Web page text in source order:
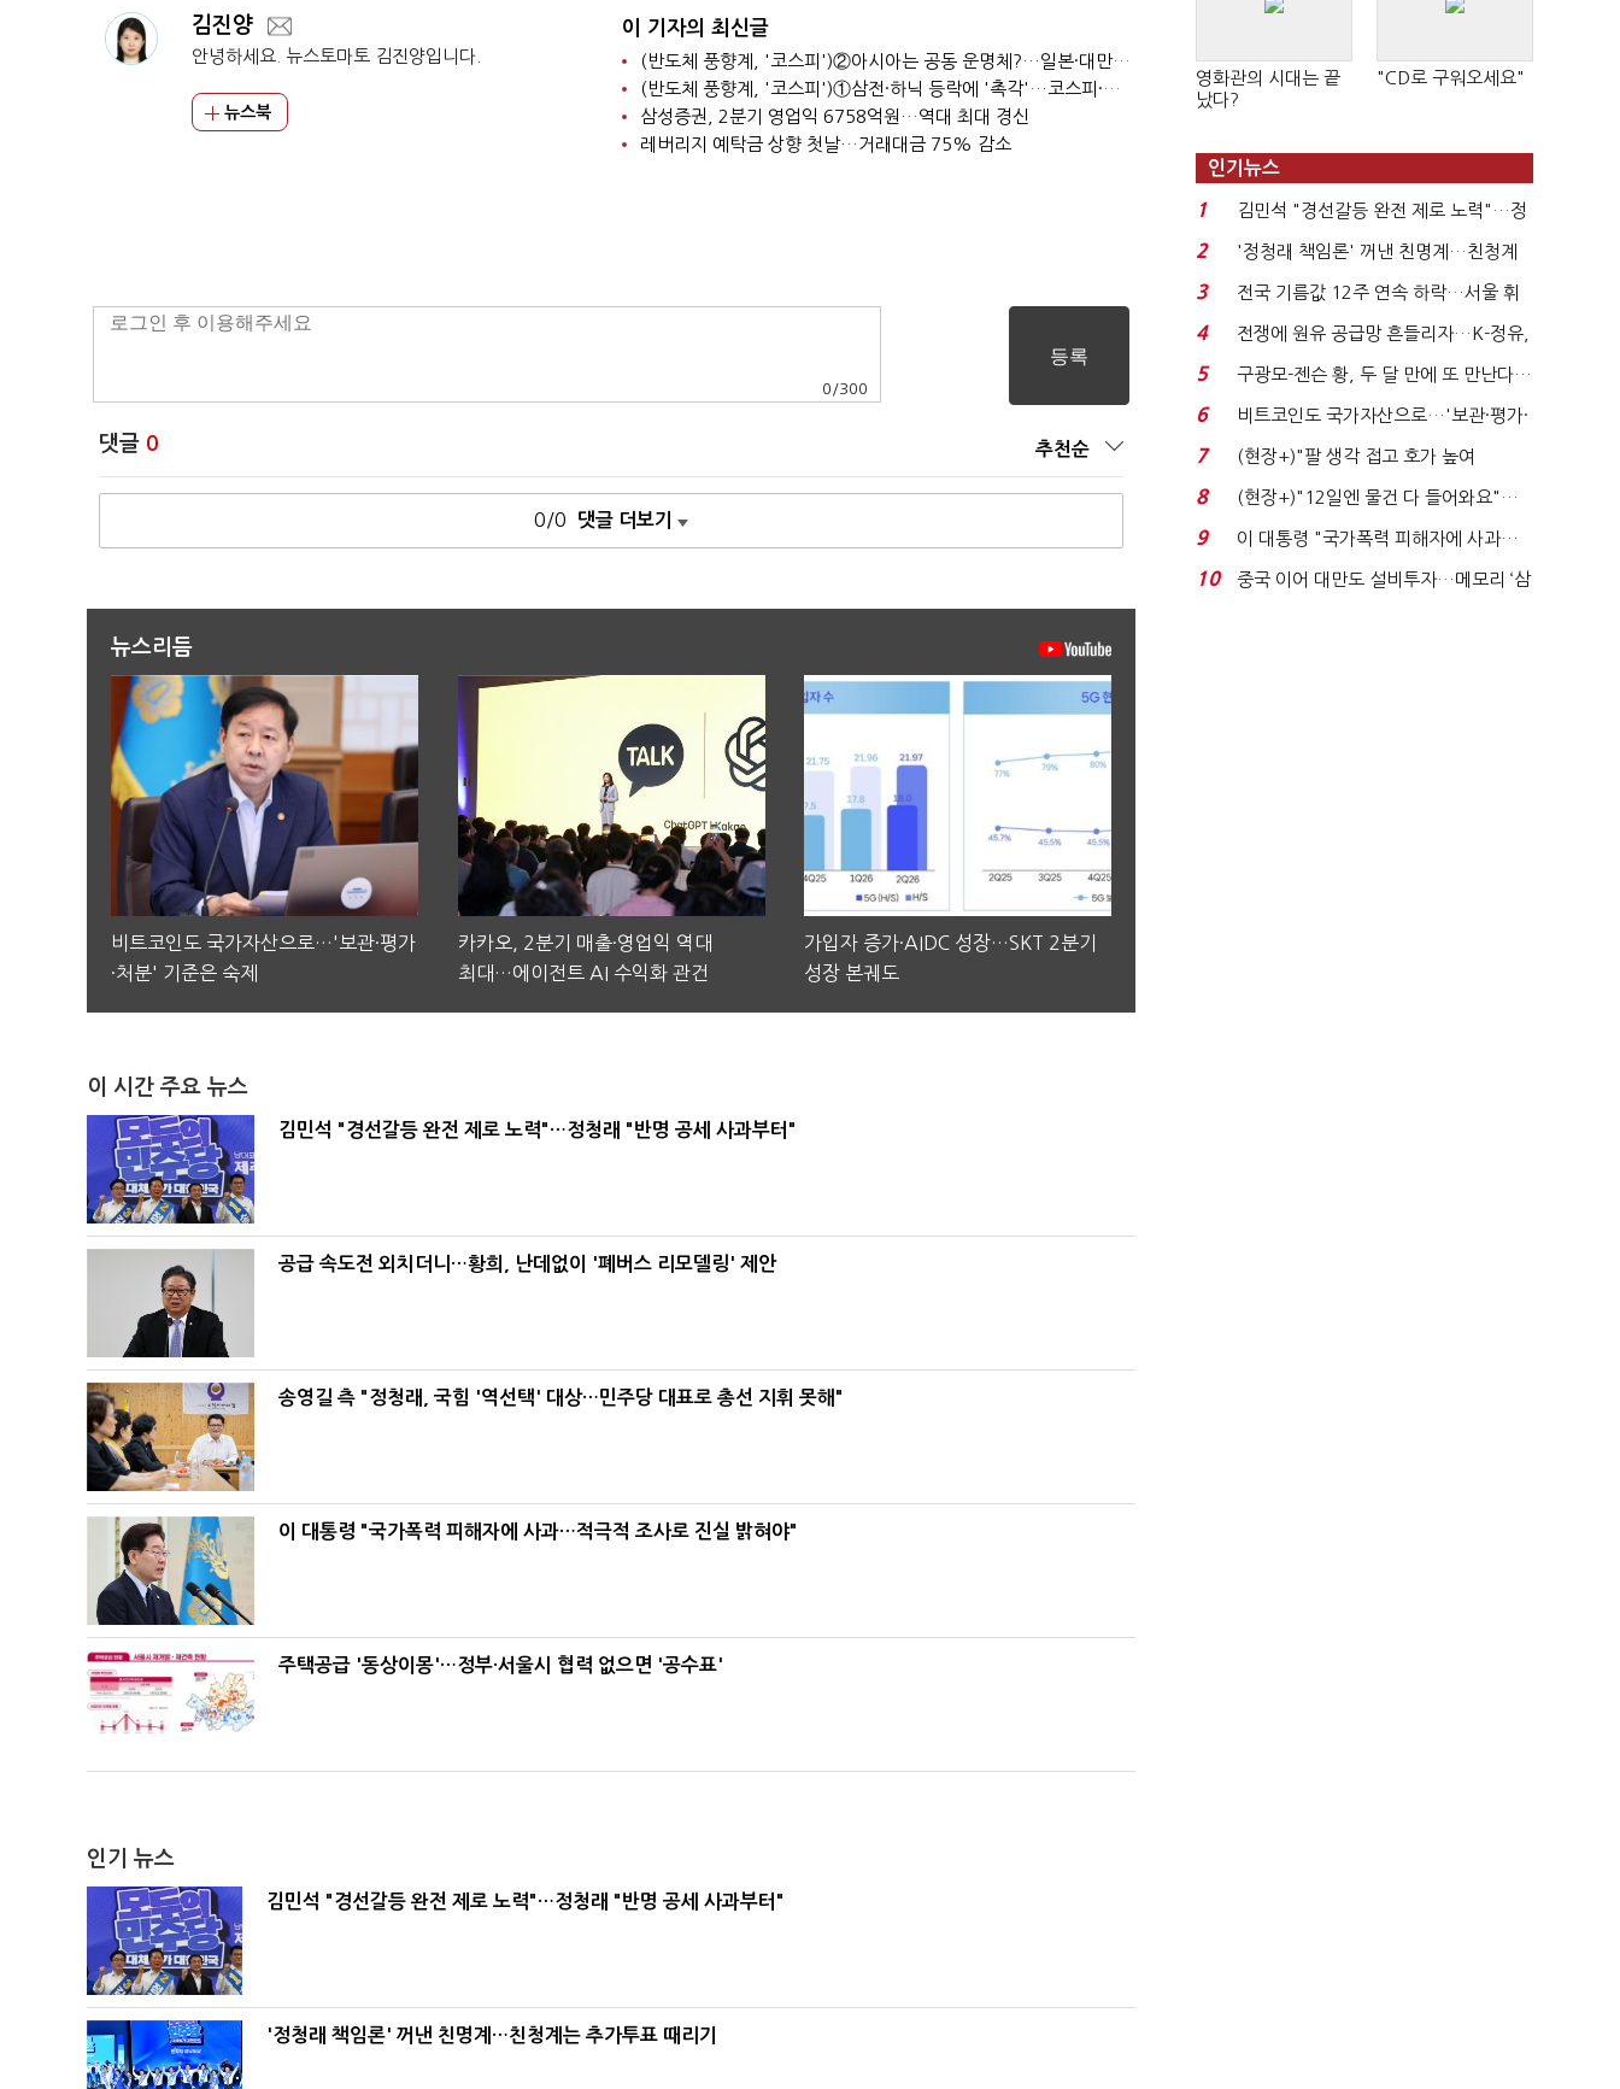
김진양
안녕하세요. 뉴스토마토 김진양입니다.
뉴스북
이 기자의 최신글
(반도체 풍향계, '코스피')②아시아는 공동 운명체?…일본·대만도 '동반 출렁'
(반도체 풍향계, '코스피')①삼전·하닉 등락에 '촉각'…코스피·나스닥 '한 몸'
삼성증권, 2분기 영업익 6758억원…역대 최대 경신
레버리지 예탁금 상향 첫날…거래대금 75% 감소
0 /300
댓글 0 추천순
0/0 댓글 더보기
뉴스리듬
비트코인도 국가자산으로…'보관·평가
·처분' 기준은 숙제
카카오, 2분기 매출·영업익 역대
최대…에이전트 AI 수익화 관건
가입자 증가·AIDC 성장…SKT 2분기
성장 본궤도
이 시간 주요 뉴스
김민석 "경선갈등 완전 제로 노력"…정청래 "반명 공세 사과부터"
공급 속도전 외치더니…황희, 난데없이 '폐버스 리모델링' 제안
송영길 측 "정청래, 국힘 '역선택' 대상…민주당 대표로 총선 지휘 못해"
이 대통령 "국가폭력 피해자에 사과…적극적 조사로 진실 밝혀야"
주택공급 '동상이몽'…정부·서울시 협력 없으면 '공수표'
인기 뉴스
김민석 "경선갈등 완전 제로 노력"…정청래 "반명 공세 사과부터"
'정청래 책임론' 꺼낸 친명계…친청계는 추가투표 때리기
영화관의 시대는 끝
났다?
"CD로 구워오세요"
인기뉴스
1
김민석 "경선갈등 완전 제로 노력"…정
청래 "반명 공세 사...
2
'정청래 책임론' 꺼낸 친명계…친청계
는 추가투표 때리기...
3
전국 기름값 12주 연속 하락…서울 휘
발윳값 1909원...
4
전쟁에 원유 공급망 흔들리자…K-정유,
에너지안보 핵심...
5
구광모-젠슨 황, 두 달 만에 또 만난다…
로봇·AI 등 논...
6
비트코인도 국가자산으로…'보관·평가·
처분' 기준은 ...
7
(현장+)"팔 생각 접고 호가 높여
요"…'덜 똘똘한 한 채' 20...
8
(현장+)"12일엔 물건 다 들어와요"…
빈 매대 채우며 문 연 ...
9
이 대통령 "국가폭력 피해자에 사과…
적극적 조사로 진...
10
중국 이어 대만도 설비투자…메모리 ‘삼